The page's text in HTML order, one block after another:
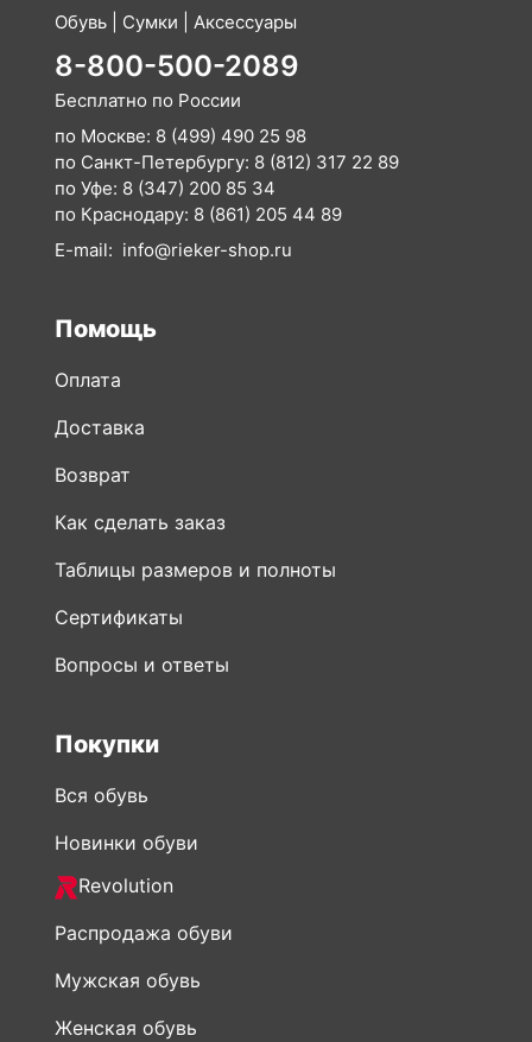
Обувь | Сумки | Аксессуары
8-800-500-2089
Бесплатно по России
по Москве: 8 (499) 490 25 98
по Санкт-Петербургу: 8 (812) 317 22 89
по Уфе: 8 (347) 200 85 34
по Краснодару: 8 (861) 205 44 89
E-mail: info@rieker-shop.ru
Помощь
Оплата
Доставка
Возврат
Как сделать заказ
Таблицы размеров и полноты
Сертификаты
Вопросы и ответы
Покупки
Вся обувь
Новинки обуви
Revolution
Распродажа обуви
Мужская обувь
Женская обувь